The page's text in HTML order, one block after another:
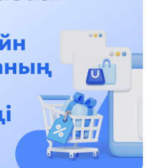
ابزال دوستيار: دۋمان مۇحامەتكارىمدى
مۇمكىن
16:15، 27 شىلدە 2026
وسكەنباي قۇلاتاي ۇلى: رۋحانياتقا قىزمەت
ەڭبەك ادامىنا كورسەتىلگەن قۇرمەت: الماتى
كوممۋنالدىق قىزمەتكەرلەرمەن بىرگە